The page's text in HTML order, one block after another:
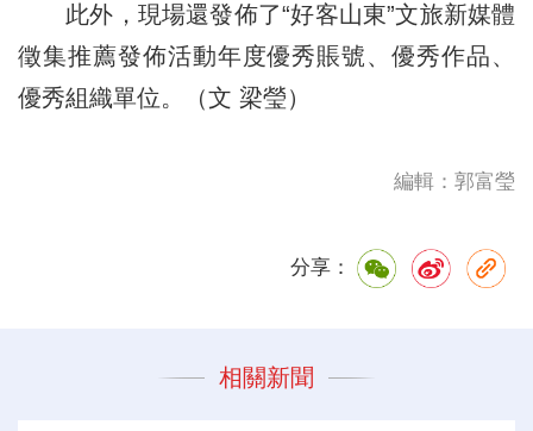
此外，現場還發佈了“好客山東”文旅新媒體
徵集推薦發佈活動年度優秀賬號、優秀作品、
優秀組織單位。（文 梁瑩）
編輯：郭富瑩
分享：
相關新聞